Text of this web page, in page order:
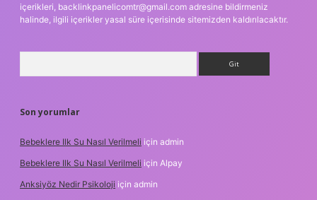
içerikleri, backlinkpanelicomtr@gmail.com adresine bildirmeniz
halinde, ilgili içerikler yasal süre içerisinde sitemizden kaldırılacaktır.
Son yorumlar
Bebeklere Ilk Su Nasıl Verilmeli için admin
Bebeklere Ilk Su Nasıl Verilmeli için Alpay
Anksiyöz Nedir Psikoloji için admin